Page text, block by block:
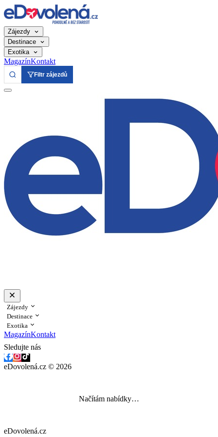
Zájezdy
Destinace
Exotika
MagazínKontakt
Filtr zájezdů
Zájezdy
Destinace
Exotika
MagazínKontakt
Sledujte nás
eDovolená.cz © 2026
Načítám nabídky…
eDovolená.cz